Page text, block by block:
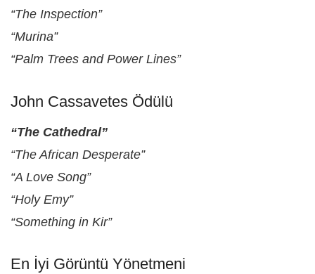
“The Inspection”
“Murina”
“Palm Trees and Power Lines”
John Cassavetes Ödülü
“The Cathedral”
“The African Desperate”
“A Love Song”
“Holy Emy”
“Something in Kir”
En İyi Görüntü Yönetmeni